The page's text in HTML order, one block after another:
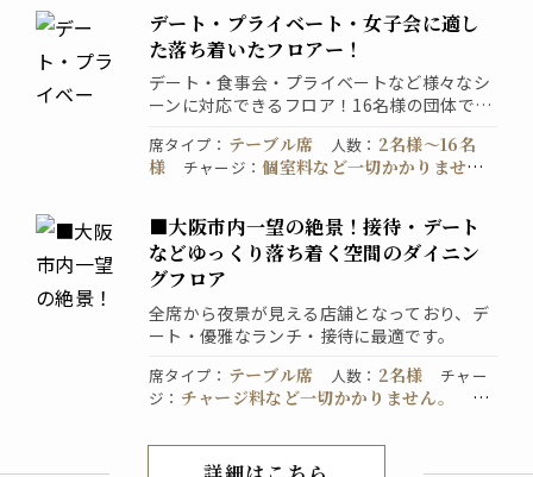
デート・プライベート・女子会に適し
た落ち着いたフロアー！
デート・食事会・プライベートなど様々なシ
ーンに対応できるフロア！16名様の団体でも
席タイプ ： テーブル席 人数 ： 2名様〜16名
様
チャージ ：個室料など一切かかりませ
にお問い合わせください
■大阪市内一望の絶景！接待・デート
などゆっくり落ち着く空間のダイニン
グフロア
全席から夜景が見える店舗となっており、デ
ート・優雅なランチ・接待に最適です。
席タイプ ： テーブル席 人数 ： 2名様
チャー
ジ ： チャージ料など一切かかりません。
喫
電話でご予約ください。